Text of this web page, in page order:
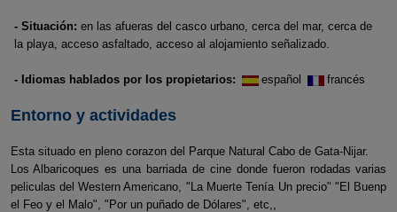
- Situación: en las afueras del casco urbano, cerca del mar, cerca de
la playa, acceso asfaltado, acceso al alojamiento señalizado.
- Idiomas hablados por los propietarios: español francés
Entorno y actividades
Esta situado en pleno corazon del Parque Natural Cabo de Gata-Nijar.
Los Albaricoques es una barriada de cine donde fueron rodadas varias
peliculas del Western Americano, "La Muerte Tenía Un precio" "El Buenp
el Feo y el Malo", "Por un puñado de Dólares", etc,,